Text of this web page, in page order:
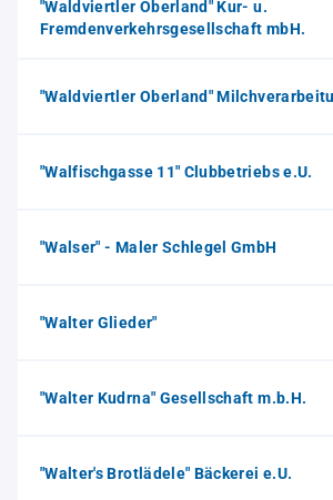
"Waldviertler Oberland" Kur- u.
Fremdenverkehrsgesellschaft mbH.
"Waldviertler Oberland"
"Walfischgasse 11" Clubbetriebs e.U.
"Walser" - Maler Schlegel GmbH
"Walter Glieder"
"Walter Kudrna" Gesellschaft m.b.H.
"Walter's Brotlädele" Bäckerei e.U.